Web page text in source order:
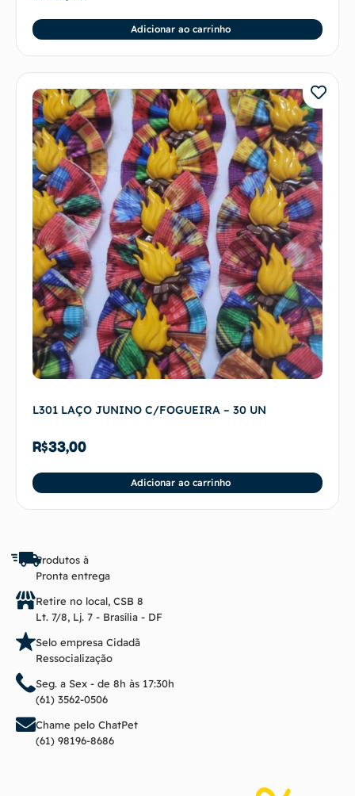
Adicionar ao carrinho
L301 LAÇO JUNINO C/FOGUEIRA – 30 UN
R$33,00
Adicionar ao carrinho
Produtos à
Pronta entrega
Retire no local, CSB 8
Lt. 7/8, Lj. 7 - Brasília - DF
Selo empresa Cidadã
Ressocialização
Seg. a Sex - de 8h às 17:30h
(61) 3562-0506
Chame pelo ChatPet
(61) 98196-8686